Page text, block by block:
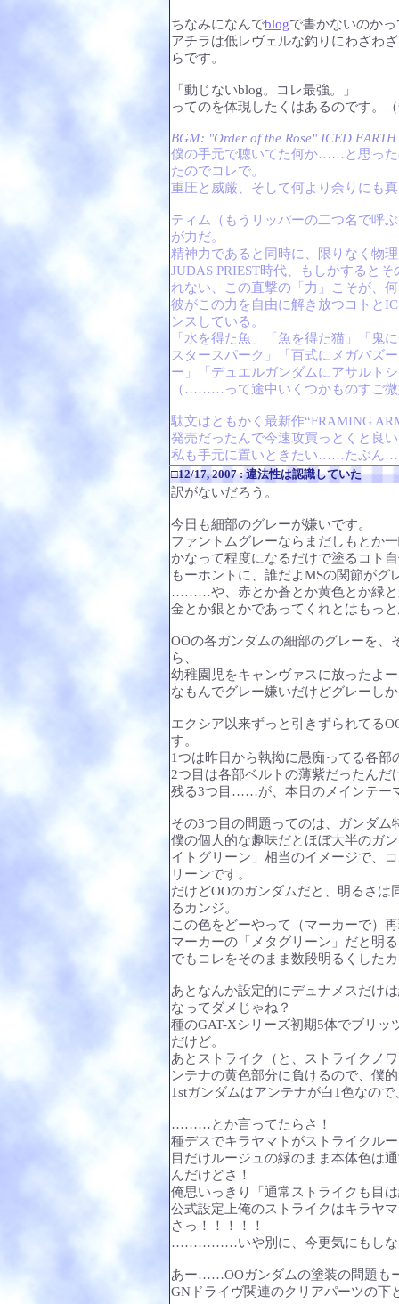
ちなみになんでblogで書かないのか
アチラは低レヴェルな釣りにわざわ
らです。
「動じないblog。コレ最強。」
ってのを体現したくはあるのです。
BGM: "Order of the Rose" ICED EARTH
僕の手元で聴いてた何か……と思った
たのでコレで。
重圧と威厳、そして何より余りにも
ティム（もうリッパーの二つ名で呼
が力だ。
精神力であると同時に、限りなく物
JUDAS PRIEST時代、もしかすると
れない、この直撃の「力」こそが、
彼がこの力を自由に解き放つコトと
ンスしている。
「水を得た魚」「魚を得た猫」「鬼
スタースパーク」「百式にメガバズ
ー」「デュエルガンダムにアサルト
（………って途中いくつかものすご
駄文はともかく最新作“FRAMING
発売だったんで今速攻買っとくと良
私も手元に置いときたい……たぶん
□12/17, 2007 : 違法性は認識していた
訳がないだろう。
今日も細部のグレーが嫌いです。
ファントムグレーならまだしもとか
かなって程度になるだけで塗るコト
もーホントに、誰だよMSの関節がグ
………や、赤とか蒼とか黄色とか緑と
金とか銀とかであってくれとはもっ
OOの各ガンダムの細部のグレーを
ら、
幼稚園児をキャンヴァスに放ったよ
なもんでグレー嫌いだけどグレーし
エクシア以来ずっと引きずられてる
す。
1つは昨日から執拗に愚痴ってる各部
2つ目は各部ベルトの薄紫だったん
残る3つ目……が、本日のメインテー
その3つ目の問題ってのは、ガンダム
僕の個人的な趣味だとほぼ大半のガ
イトグリーン」相当のイメージで、
リーンです。
だけどOOのガンダムだと、明るさ
るカンジ。
この色をどーやって（マーカーで）
マーカーの「メタグリーン」だと明
でもコレをそのまま数段明るくした
あとなんか設定的にデュナメスだけ
なってダメじゃね？
種のGAT-Xシリーズ初期5体でブリ
だけど。
あとストライク（と、ストライクノ
ンテナの黄色部分に負けるので、僕
1stガンダムはアンテナが白1色なの
………とか言ってたらさ！
種デスでキラヤマトがストライクル
目だけルージュの緑のまま本体色は
んだけどさ！
俺思いっきり「通常ストライクも目
公式設定上俺のストライクはキラヤ
さっ！！！！！
……………いや別に、今更気にもしな
あー……OOガンダムの塗装の問題も
GNドライヴ関連のクリアパーツの